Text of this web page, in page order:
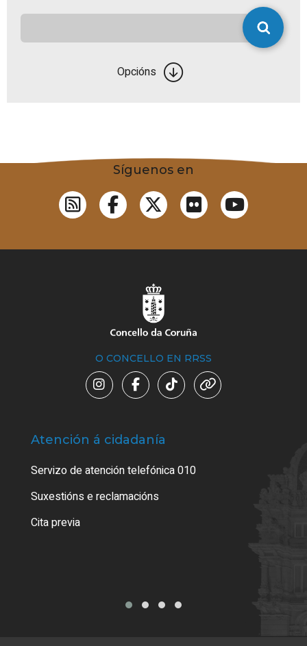
Opcións
Síguenos en
O CONCELLO EN RRSS
Atención á cidadanía
Servizo de atención telefónica 010
Suxestións e reclamacións
Cita previa